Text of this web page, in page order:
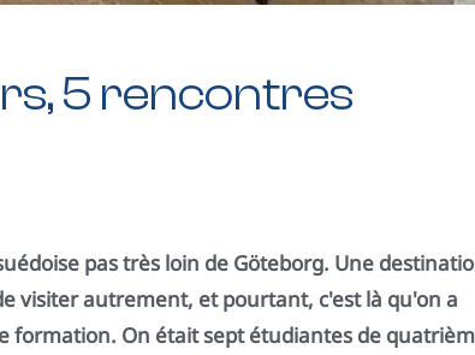
5 rencontres
pas très loin de Göteborg. Une
visiter autrement, et pourtant, c'est là qu'on a
formation. On était sept étudiantes de